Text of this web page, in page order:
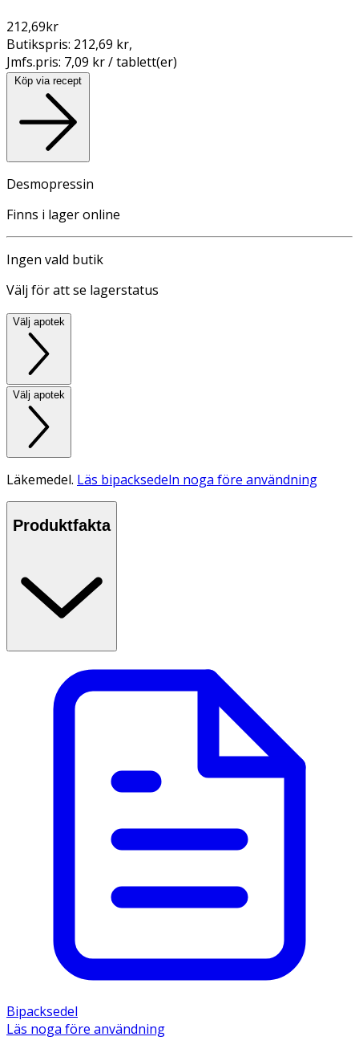
212,69kr
Butikspris: 212,69 kr,
Jmfs.pris: 7,09 kr / tablett(er)
Köp via recept
Desmopressin
Finns i lager online
Ingen vald butik
Välj för att se lagerstatus
Välj apotek
Välj apotek
Läkemedel. Läs bipacksedeln noga före användning
Produktfakta
Bipacksedel
Läs noga före användning